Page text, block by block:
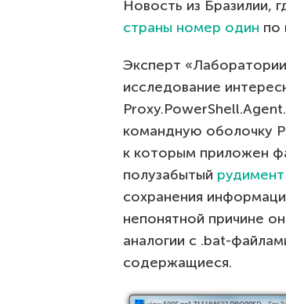
Новость из Бразилии,
страны номер один по
Эксперт
исследование
командную оболочку
к которым приложен
полузабытый рудимент
сохранения
непонятной причине
аналогии с .bat-
содержащиеся.